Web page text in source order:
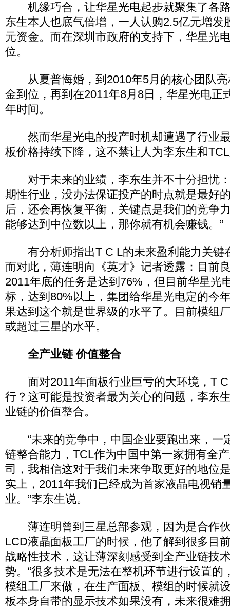
机缘巧合，让华星光电起步就聚集了各路
东生本人也底气倍增，一人认购2.5亿元增发
元资金。而在深圳市政府的支持下，华星光
位。
从夏普悔婚，到2010年5月的核心团队亮
金到位，再到在2011年8月8日，华星光电正
年时间。
然而华星光电的投产时机却遭遇了行业
板价格持续下降，这不禁让人为李东生和
对于未来的业绩，李东生并不十分担忧：
期性行业，没办法保证投产的时点就是最好
后，还会再恢复平衡，关键点是我们的竞争
能够达到中位数以上，那你就有机会赚钱。”
有分析师指出T C L的未来盈利能力关键
而对此，薄连明向《英才》记者透露：目前
2011年底的任务是达到76%，但目前华星光
标，达到80%以上，集团给华星光电定的今
果达到这个就是世界级的水平了。目前模组
或超过三星的水平。
全产业链 价值整合
面对2011年面板行业巨亏的大环境，T C
行？这可能是投资者最为关心的问题，李东
业链的价值整合。
“未来的竞争中，中国企业要跑出来，一
链整合能力，TCL作为中国中第一家拥有全
司，我相信这对于我们未来争取更好的地位
实上，2011年我们已经成为首家液晶电视销
业。”李东生说。
薄连明曾到三星总部参观，因为是合作
LCD液晶面板工厂的时候，他了解到很多目
战略性技术，这让薄深刻感受到全产业链技
势。“很多技术是无法在整机环节进行设置的
模组工厂来做，在生产面板、模组的时候就
板本身自带的显示技术如果没有，未来很难